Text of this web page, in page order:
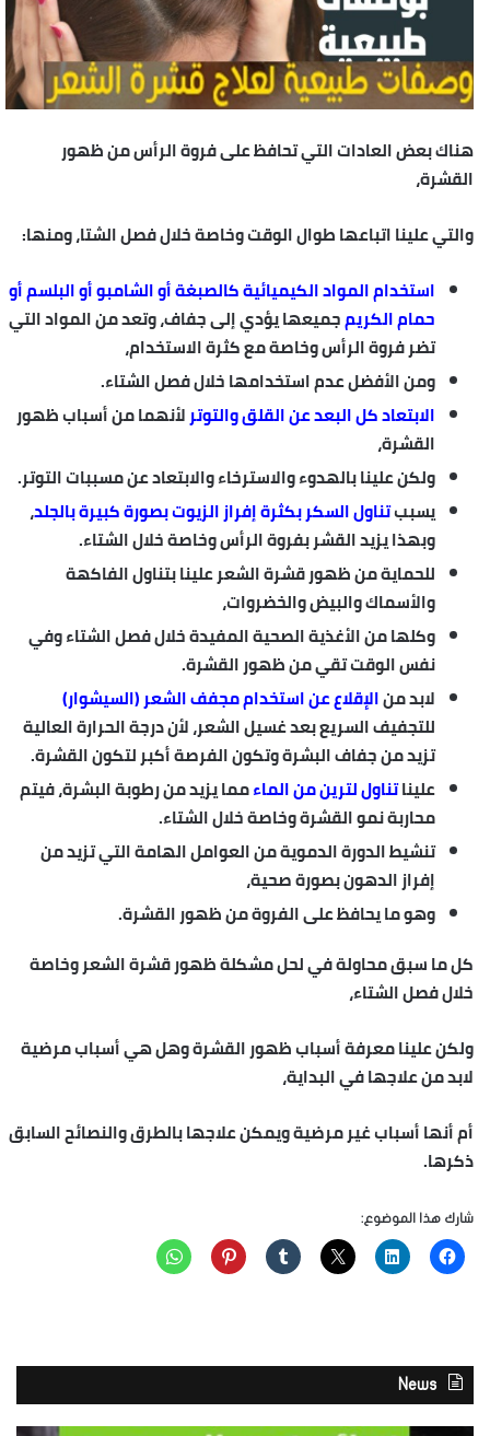
هناك بعض العادات التي تحافظ على فروة الرأس من ظهور
القشرة،
والتي علينا اتباعها طوال الوقت وخاصة خلال فصل الشتا، ومنها:
استخدام المواد الكيميائية كالصبغة أو الشامبو أو البلسم أو
حمام الكريمجميعها يؤدي إلى جفاف، وتعد من المواد التي
تضر فروة الرأس وخاصة مع كثرة الاستخدام،
ومن الأفضل عدم استخدامها خلال فصل الشتاء.
الابتعاد كل البعد عن القلق والتوترلأنهما من أسباب ظهور
القشرة،
ولكن علينا بالهدوء والاسترخاء والابتعاد عن مسببات التوتر.
يسببتناول السكر بكثرة إفراز الزيوت بصورة كبيرة بالجلد،
وبهذا يزيد القشر بفروة الرأس وخاصة خلال الشتاء.
للحماية من ظهور قشرة الشعر علينا بتناول الفاكهة
والأسماك والبيض والخضروات،
وكلها من الأغذية الصحية المفيدة خلال فصل الشتاء وفي
نفس الوقت تقي من ظهور القشرة.
لابد منالإقلاع عن استخدام مجفف الشعر (السيشوار)
للتجفيف السريع بعد غسيل الشعر، لأن درجة الحرارة العالية
تزيد من جفاف البشرة وتكون الفرصة أكبر لتكون القشرة.
عليناتناول لترين من الماءمما يزيد من رطوبة البشرة، فيتم
محاربة نمو القشرة وخاصة خلال الشتاء.
تنشيط الدورة الدموية من العوامل الهامة التي تزيد من
إفراز الدهون بصورة صحية،
وهو ما يحافظ على الفروة من ظهور القشرة.
كل ما سبق محاولة في لحل مشكلة ظهور قشرة الشعر وخاصة
خلال فصل الشتاء،
ولكن علينا معرفة أسباب ظهور القشرة وهل هي أسباب مرضية
لابد من علاجها في البداية،
أم أنها أسباب غير مرضية ويمكن علاجها بالطرق والنصائح السابق
ذكرها.
شارك هذا الموضوع:
News